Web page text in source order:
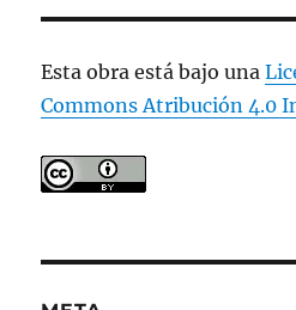
Esta obra está bajo una
Commons Atribución 4.0